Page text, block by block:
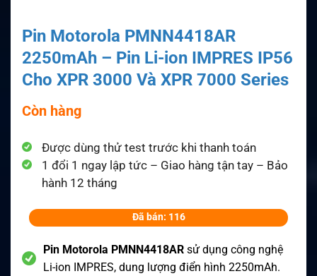
Pin Motorola PMNN4418AR
2250mAh – Pin Li-ion IMPRES IP56
Cho XPR 3000 Và XPR 7000 Series
Còn hàng
Được dùng thử test trước khi thanh toán
1 đổi 1 ngay lập tức – Giao hàng tận tay – Bảo
hành 12 tháng
Đã bán: 116
Pin Motorola PMNN4418AR sử dụng công nghệ
Li-ion IMPRES, dung lượng điển hình 2250mAh.